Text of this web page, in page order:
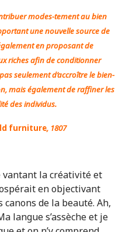
modes-tement au bien
une nouvelle source de
en proposant de
riches afin de conditionner
seulement d’accroître le bien-
mais également de raffiner les
des individus.
furniture, 1807
vantant la créativité et
en objectivant
de la beauté. Ah,
langue s’assèche et je